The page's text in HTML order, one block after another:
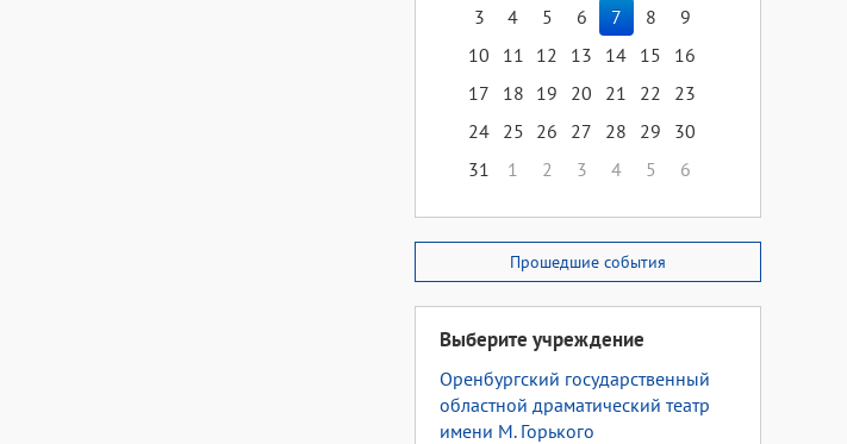
3
4 5 6 7 8
9
10
11 12 13 14 15
16
17
18 19 20 21 22
23
24 25 26 27 28 29
30
31
1 2 3 4 5 6
Прошедшие события
Выберите учреждение
Оренбургский государственный
областной драматический театр
имени М. Горького